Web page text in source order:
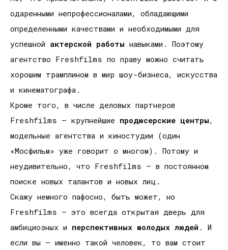
одаренными непрофессионалами, обладающими
определенными качествами и необходимыми для
успешной актерской работы навыками. Поэтому
агентство Freshfilms по праву можно считать
хорошим трамплином в мир шоу-бизнеса, искусства
и кинематографа.
Кроме того, в числе деловых партнеров
Freshfilms – крупнейшие продюсерские центры,
модельные агентства и киностудии (один
«Мосфильм» уже говорит о многом). Потому и
неудивительно, что Freshfilms – в постоянном
поиске новых талантов и новых лиц.
Скажу немного пафосно, быть может, но
Freshfilms – это всегда открытая дверь для
амбициозных и перспективных молодых людей . И
если вы – именно такой человек, то вам стоит